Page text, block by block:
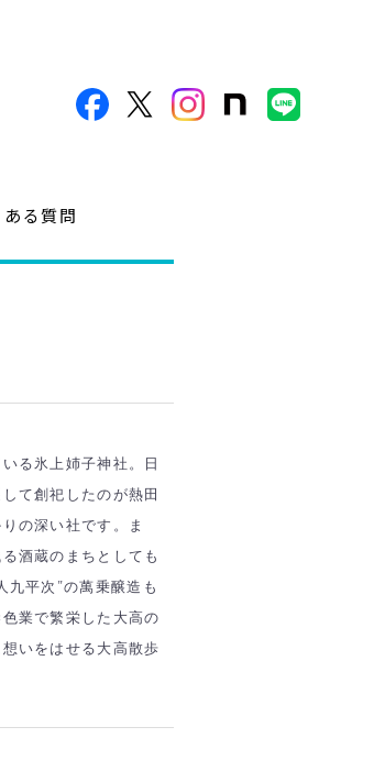
ある質問
る氷上姉子神社。日
て創祀したのが熱田
の深い社です。ま
酒蔵のまちとしても
九平次”の萬乗醸造も
業で繁栄した大高の
いをはせる大高散歩